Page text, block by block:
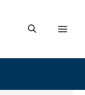
Gå till söksidan
Visa